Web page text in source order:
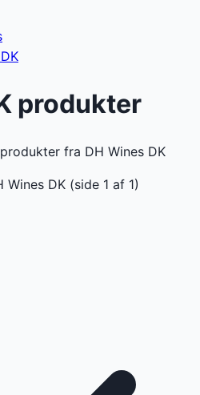
produkter
fra DH Wines DK
Wines DK (side 1 af 1)